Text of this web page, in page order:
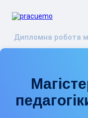
Дипломна робота